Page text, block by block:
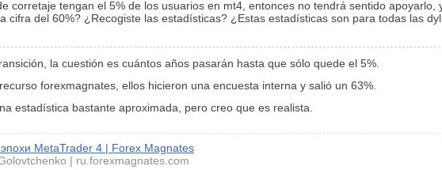
corretaje tengan el 5% de los usuarios en mt4, entonces no tendrá sentido apoyarlo,
cifra del 60%? ¿Recogiste las estadísticas? ¿Estas estadísticas son para todas las
la cuestión es cuántos años pasarán hasta que sólo quede el 5%.
forexmagnates, ellos hicieron una encuesta interna y salió un 63%.
estadística bastante aproximada, pero creo que es realista.
MetaTrader 4 | Forex Magnates
ru.forexmagnates.com